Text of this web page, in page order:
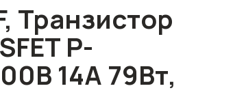
Транзистор
P-
14А 79Вт,